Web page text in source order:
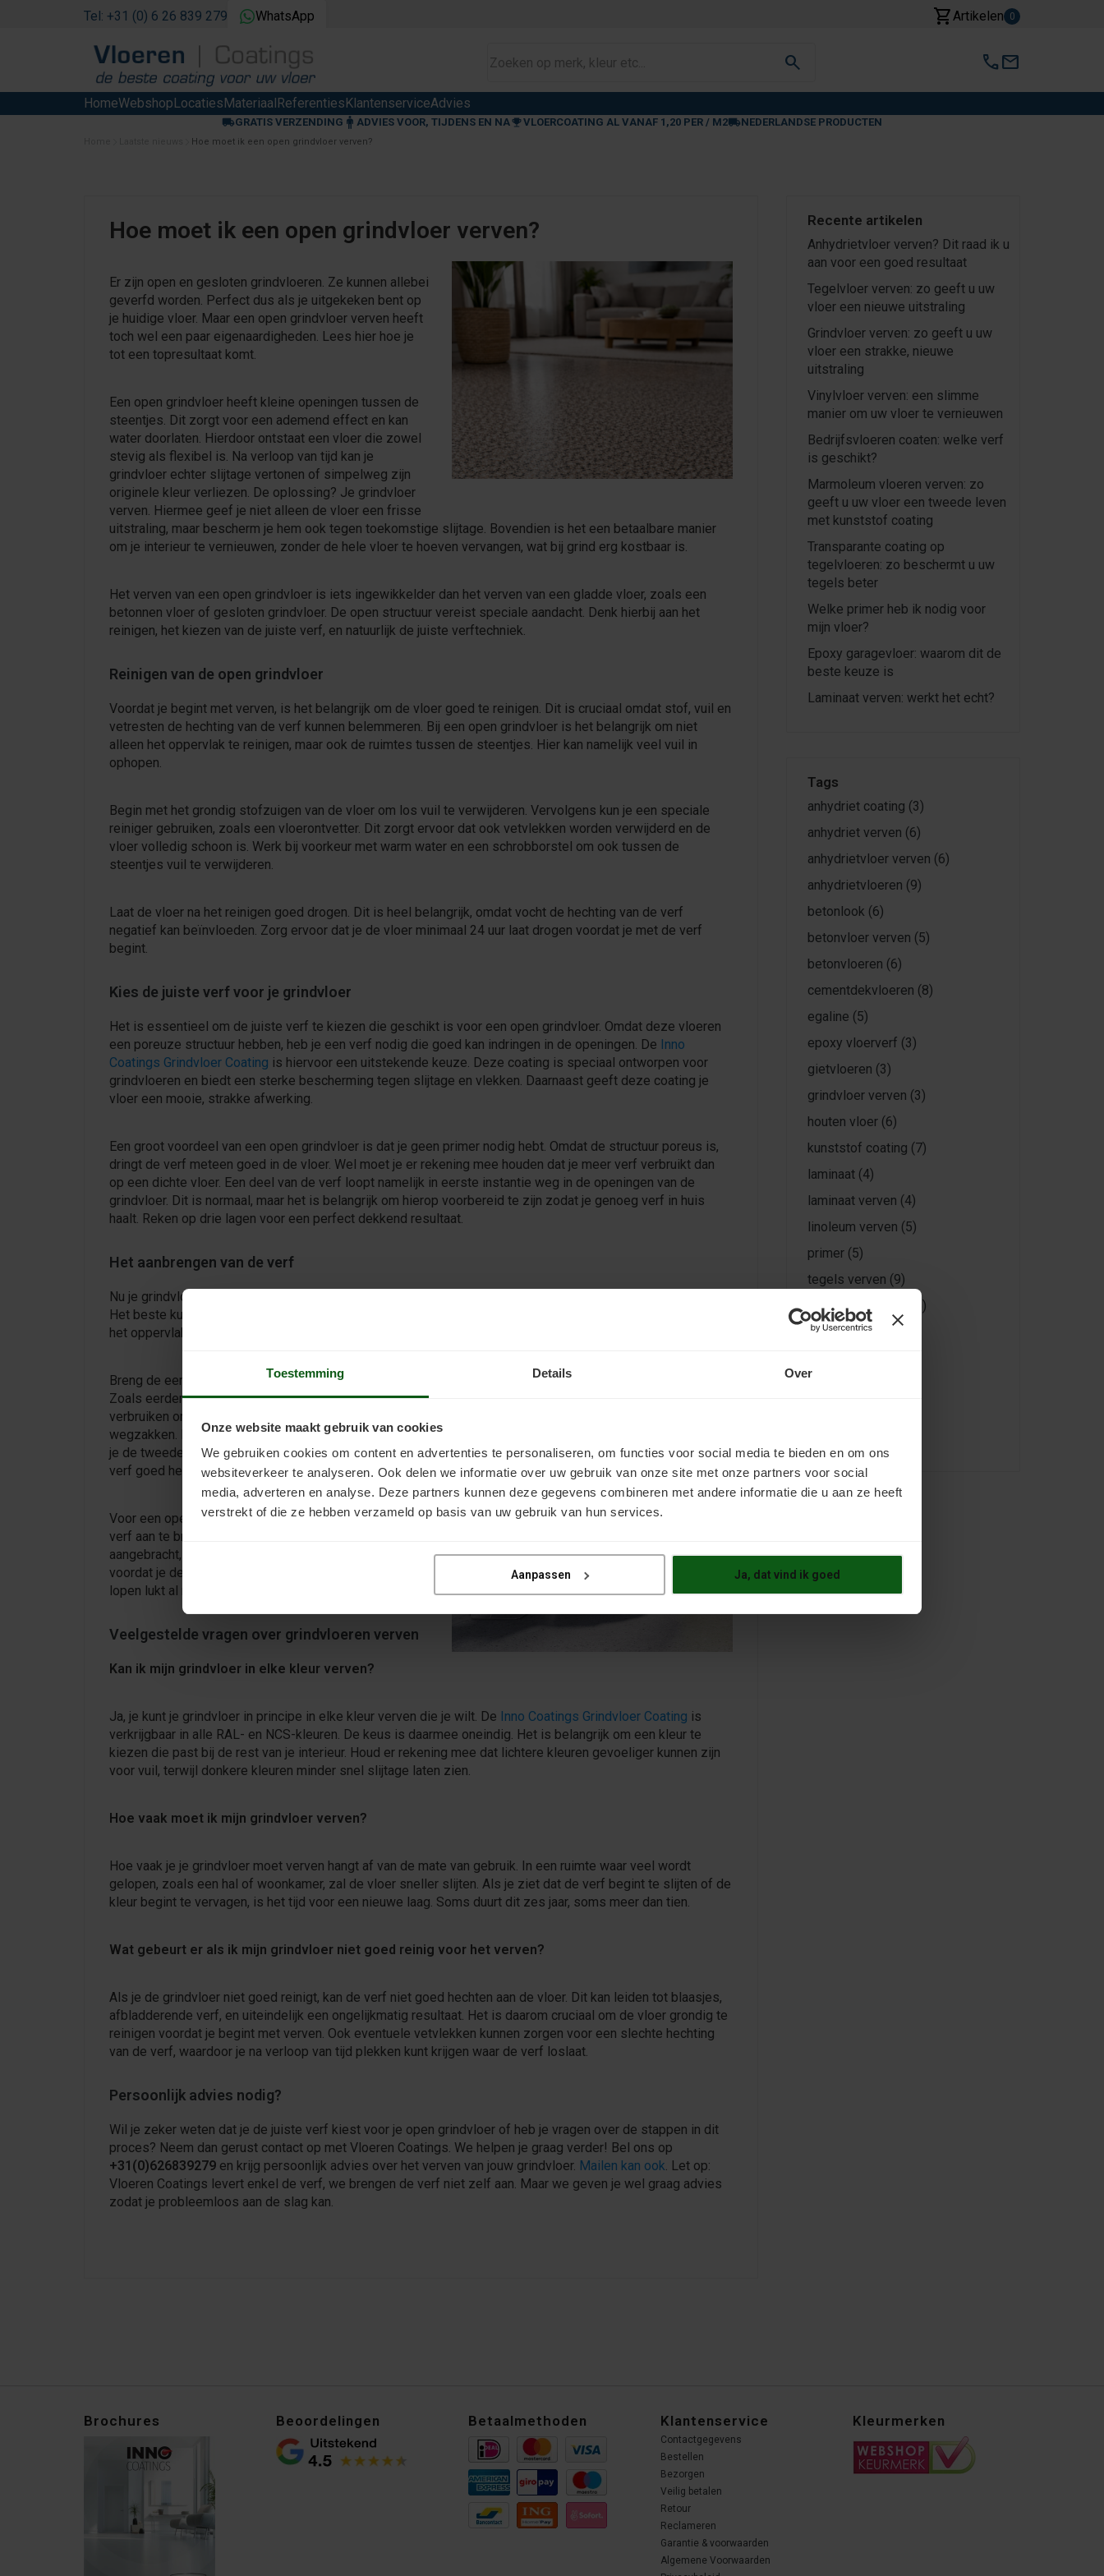
Toestemming Details Over
Onze website maakt gebruik van cookies
We gebruiken cookies om content en advertenties te personaliseren, om functies voor social media te bieden en om ons
websiteverkeer te analyseren. Ook delen we informatie over uw gebruik van onze site met onze partners voor social
media, adverteren en analyse. Deze partners kunnen deze gegevens combineren met andere informatie die u aan ze heeft
verstrekt of die ze hebben verzameld op basis van uw gebruik van hun services.
Aanpassen Ja, dat vind ik goed
Tel: +31 (0) 6 26 839 279 WhatsApp shopping_cartArtikelen 0
search callmail
HomeWebshopLocatiesMateriaalReferentiesKlantenserviceAdvies
GRATIS VERZENDING ADVIES VOOR, TIJDENS EN NA VLOERCOATING AL VANAF 1,20 PER / M2 NEDERLANDSE PRODUCTEN
Hoe moet ik een open grindvloer verven?
Hoe moet ik een open grindvloer verven?
Er zijn open en gesloten grindvloeren. Ze kunnen allebei
geverfd worden. Perfect dus als je uitgekeken bent op
je huidige vloer. Maar een open grindvloer verven heeft
toch wel een paar eigenaardigheden. Lees hier hoe je
tot een topresultaat komt.
Een open grindvloer heeft kleine openingen tussen de
steentjes. Dit zorgt voor een ademend effect en kan
water doorlaten. Hierdoor ontstaat een vloer die zowel
stevig als flexibel is. Na verloop van tijd kan je
grindvloer echter slijtage vertonen of simpelweg zijn
originele kleur verliezen. De oplossing? Je grindvloer
verven. Hiermee geef je niet alleen de vloer een frisse
uitstraling, maar bescherm je hem ook tegen toekomstige slijtage. Bovendien is het een betaalbare manier
om je interieur te vernieuwen, zonder de hele vloer te hoeven vervangen, wat bij grind erg kostbaar is.
Het verven van een open grindvloer is iets ingewikkelder dan het verven van een gladde vloer, zoals een
betonnen vloer of gesloten grindvloer. De open structuur vereist speciale aandacht. Denk hierbij aan het
reinigen, het kiezen van de juiste verf, en natuurlijk de juiste verftechniek.
Reinigen van de open grindvloer
Voordat je begint met verven, is het belangrijk om de vloer goed te reinigen. Dit is cruciaal omdat stof, vuil en
vetresten de hechting van de verf kunnen belemmeren. Bij een open grindvloer is het belangrijk om niet
alleen het oppervlak te reinigen, maar ook de ruimtes tussen de steentjes. Hier kan namelijk veel vuil in
ophopen.
Begin met het grondig stofzuigen van de vloer om los vuil te verwijderen. Vervolgens kun je een speciale
reiniger gebruiken, zoals een vloerontvetter. Dit zorgt ervoor dat ook vetvlekken worden verwijderd en de
vloer volledig schoon is. Werk bij voorkeur met warm water en een schrobborstel om ook tussen de
steentjes vuil te verwijderen.
Laat de vloer na het reinigen goed drogen. Dit is heel belangrijk, omdat vocht de hechting van de verf
negatief kan beïnvloeden. Zorg ervoor dat je de vloer minimaal 24 uur laat drogen voordat je met de verf
begint.
Kies de juiste verf voor je grindvloer
Het is essentieel om de juiste verf te kiezen die geschikt is voor een open grindvloer. Omdat deze vloeren
een poreuze structuur hebben, heb je een verf nodig die goed kan indringen in de openingen. De Inno
Coatings Grindvloer Coating is hiervoor een uitstekende keuze. Deze coating is speciaal ontworpen voor
grindvloeren en biedt een sterke bescherming tegen slijtage en vlekken. Daarnaast geeft deze coating je
vloer een mooie, strakke afwerking.
Een groot voordeel van een open grindvloer is dat je geen primer nodig hebt. Omdat de structuur poreus is,
dringt de verf meteen goed in de vloer. Wel moet je er rekening mee houden dat je meer verf verbruikt dan
op een dichte vloer. Een deel van de verf loopt namelijk in eerste instantie weg in de openingen van de
grindvloer. Dit is normaal, maar het is belangrijk om hierop voorbereid te zijn zodat je genoeg verf in huis
haalt. Reken op drie lagen voor een perfect dekkend resultaat.
Het aanbrengen van de verf
Nu je grindvloer schoon is en je de juiste verf hebt gekozen, kun je beginnen met
Het beste kun je hiervoor een verfroller gebruiken die geschikt is voor grove oppervlakken. Zo kun je zowel
het oppervlak van de steentjes als de ruimtes ertussen goed bedekken.
Breng de eerste laag verf gelijkmatig aan over de vloer.
Zoals eerder vermeld, zal deze laag meer verf
verbruiken omdat een deel van de verf in de vloer zal
wegzakken. Laat de eerste laag 24 uur drogen voordat
je de tweede laag aanbrengt. Dit zorgt ervoor dat de
verf goed hecht en je een mooi egaal resultaat krijgt.
Voor een open grindvloer raden we aan om drie lagen
verf aan te brengen. Nadat je de laatste laag hebt
aangebracht, laat je de vloer tot zeven dagen uitharden
voordat je deze weer maximaal kunt belasten. Erover
lopen lukt al na een dagje.
Veelgestelde vragen over grindvloeren verven
Kan ik mijn grindvloer in elke kleur verven?
Ja, je kunt je grindvloer in principe in elke kleur verven die je wilt. De Inno Coatings Grindvloer Coating is
verkrijgbaar in alle RAL- en NCS-kleuren. De keus is daarmee oneindig. Het is belangrijk om een kleur te
kiezen die past bij de rest van je interieur. Houd er rekening mee dat lichtere kleuren gevoeliger kunnen zijn
voor vuil, terwijl donkere kleuren minder snel slijtage laten zien.
Hoe vaak moet ik mijn grindvloer verven?
Hoe vaak je je grindvloer moet verven hangt af van de mate van gebruik. In een ruimte waar veel wordt
gelopen, zoals een hal of woonkamer, zal de vloer sneller slijten. Als je ziet dat de verf begint te slijten of de
kleur begint te vervagen, is het tijd voor een nieuwe laag. Soms duurt dit zes jaar, soms meer dan tien.
Wat gebeurt er als ik mijn grindvloer niet goed reinig voor het verven?
Als je de grindvloer niet goed reinigt, kan de verf niet goed hechten aan de vloer. Dit kan leiden tot blaasjes,
afbladderende verf, en uiteindelijk een ongelijkmatig resultaat. Het is daarom cruciaal om de vloer grondig te
reinigen voordat je begint met verven. Ook eventuele vetvlekken kunnen zorgen voor een slechte hechting
van de verf, waardoor je na verloop van tijd plekken kunt krijgen waar de verf loslaat.
Persoonlijk advies nodig?
Wil je zeker weten dat je de juiste verf kiest voor je open grindvloer of heb je vragen over de stappen in dit
proces? Neem dan gerust contact op met Vloeren Coatings. We helpen je graag verder! Bel ons op
+31(0)626839279 en krijg persoonlijk advies over het verven van jouw grindvloer. Mailen kan ook. Let op:
Vloeren Coatings levert enkel de verf, we brengen de verf niet zelf aan. Maar we geven je wel graag advies
zodat je probleemloos aan de slag kan.
Recente artikelen
Anhydrietvloer verven? Dit raad ik u
aan voor een goed resultaat
Tegelvloer verven: zo geeft u uw
vloer een nieuwe uitstraling
Grindvloer verven: zo geeft u uw
vloer een strakke, nieuwe
uitstraling
Vinylvloer verven: een slimme
manier om uw vloer te vernieuwen
Bedrijfsvloeren coaten: welke verf
is geschikt?
Marmoleum vloeren verven: zo
geeft u uw vloer een tweede leven
met kunststof coating
Transparante coating op
tegelvloeren: zo beschermt u uw
tegels beter
Welke primer heb ik nodig voor
mijn vloer?
Epoxy garagevloer: waarom dit de
beste keuze is
Laminaat verven: werkt het echt?
Tags
anhydriet coating (3)
anhydriet verven (6)
anhydrietvloer verven (6)
anhydrietvloeren (9)
betonlook (6)
betonvloer verven (5)
betonvloeren (6)
cementdekvloeren (8)
egaline (5)
epoxy vloerverf (3)
gietvloeren (3)
grindvloer verven (3)
houten vloer (6)
kunststof coating (7)
laminaat (4)
laminaat verven (4)
linoleum verven (5)
primer (5)
tegels verven (9)
tegelvloer verven
(5)
vloer verf(5)
Brochures Beoordelingen Betaalmethoden Klantenservice
Contactgegevens
Bestellen
Bezorgen
Veilig betalen
Retour
Reclameren
Garantie & voorwaarden
Algemene Voorwaarden
Kleurmerken